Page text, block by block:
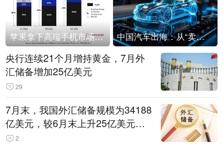
苹果拿下高端手机市场65%的份额：iPhone 17系列功不可没 中国汽车出海：从“卖出去”到“走进去”
央行连续21个月增持黄金，7月外
汇储备增加25亿美元
29
7月末，我国外汇储备规模为34188
亿美元，较6月末上升25亿美元，
升幅为0.07%
2